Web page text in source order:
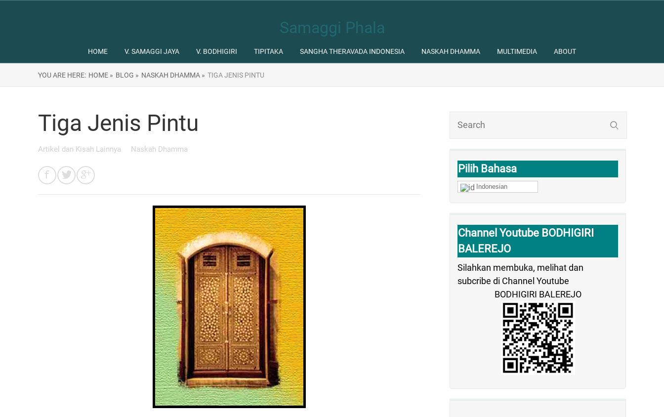
Samaggi Phala
HOME V. SAMAGGI JAYA V. BODHIGIRI TIPITAKA SANGHA THERAVADA INDONESIA NASKAH DHAMMA MULTIMEDIA ABOUT
YOU ARE HERE: HOME » BLOG » NASKAH DHAMMA » TIGA JENIS PINTU
Pilih Bahasa
Indonesian
Channel Youtube BODHIGIRI
BALEREJO
Silahkan membuka, melihat dan
subcribe di Channel Youtube
BODHIGIRI BALEREJO
Tiga Jenis Pintu
Artikel dan Kisah Lainnya Naskah Dhamma